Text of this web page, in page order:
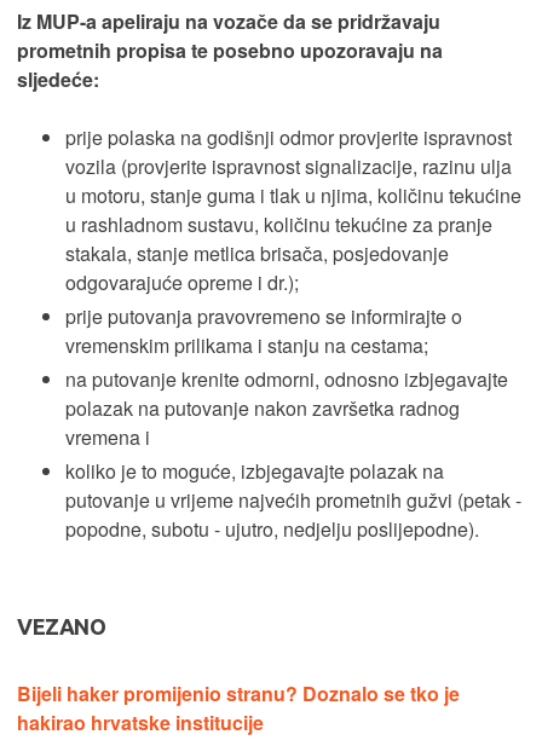
Iz MUP-a apeliraju na vozače da se pridržavaju
prometnih propisa te posebno upozoravaju na
sljedeće:
prije polaska na godišnji odmor provjerite ispravnost
vozila (provjerite ispravnost signalizacije, razinu ulja
u motoru, stanje guma i tlak u njima, količinu tekućine
u rashladnom sustavu, količinu tekućine za pranje
stakala, stanje metlica brisača, posjedovanje
odgovarajuće opreme i dr.);
prije putovanja pravovremeno se informirajte o
vremenskim prilikama i stanju na cestama;
na putovanje krenite odmorni, odnosno izbjegavajte
polazak na putovanje nakon završetka radnog
vremena i
koliko je to moguće, izbjegavajte polazak na
putovanje u vrijeme najvećih prometnih gužvi (petak -
popodne, subotu - ujutro, nedjelju poslijepodne).
VEZANO
Bijeli haker promijenio stranu? Doznalo se tko je
hakirao hrvatske institucije